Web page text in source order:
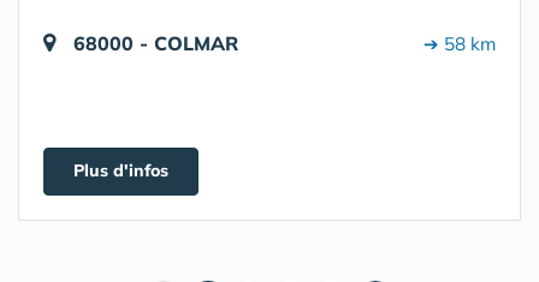
68000 - COLMAR ➔ 58 km
Plus d'infos